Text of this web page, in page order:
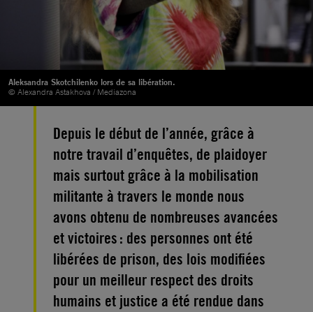
Aleksandra Skotchilenko lors de sa libération.
© Alexandra Astakhova / Mediazona
Depuis le début de l’année, grâce à
notre travail d’enquêtes, de plaidoyer
mais surtout grâce à la mobilisation
militante à travers le monde nous
avons obtenu de nombreuses avancées
et victoires : des personnes ont été
libérées de prison, des lois modifiées
pour un meilleur respect des droits
humains et justice a été rendue dans